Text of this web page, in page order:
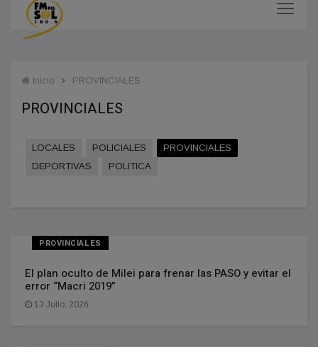
Inicio PROVINCIALES
PROVINCIALES
LOCALES POLICIALES
PROVINCIALES
DEPORTIVAS
POLITICA
PROVINCIALES
El plan oculto de Milei para frenar las PASO y evitar el
error “Macri 2019”
13 Julio, 2026